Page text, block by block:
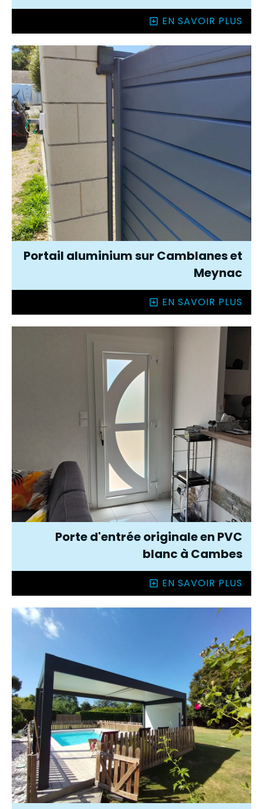
EN SAVOIR PLUS
Portail aluminium sur Camblanes et
Meynac
EN SAVOIR PLUS
Porte d'entrée originale en PVC
blanc à Cambes
EN SAVOIR PLUS